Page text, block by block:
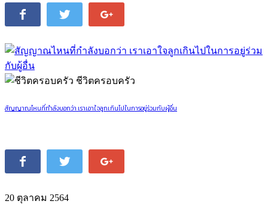
ชีวิตครอบครัว
สัญญาณไหนที่กำลังบอกว่า เราเอาใจลูกเกินไปในการอยู่ร่วมกับผู้อื่น
20 ตุลาคม 2564